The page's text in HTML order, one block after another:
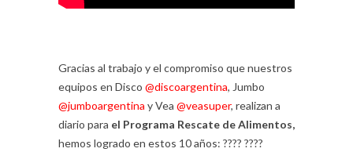
Gracias al trabajo y el compromiso que nuestros
equipos en Disco @discoargentina, Jumbo
@jumboargentina y Vea @veasuper, realizan a
diario para el Programa Rescate de Alimentos,
hemos logrado en estos 10 años: ???? ????